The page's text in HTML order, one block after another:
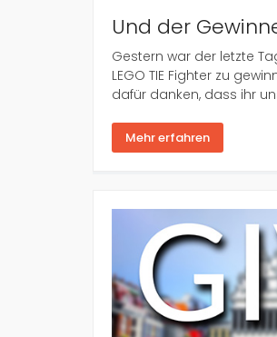
Und der
Gestern war der letzte
LEGO TIE Fighter zu
dafür danken, dass ihr
Mehr erfahren